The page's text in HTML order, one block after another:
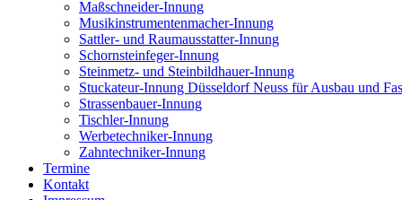
Maßschneider-Innung
Musikinstrumentenmacher-Innung
Sattler- und Raumausstatter-Innung
Schornsteinfeger-Innung
Steinmetz- und Steinbildhauer-Innung
Stuckateur-Innung Düsseldorf Neuss für Ausbau und
Strassenbauer-Innung
Tischler-Innung
Werbetechniker-Innung
Zahntechniker-Innung
Termine
Kontakt